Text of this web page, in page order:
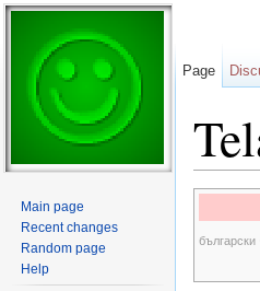
български
Page
Main page
Recent changes
Random page
Help